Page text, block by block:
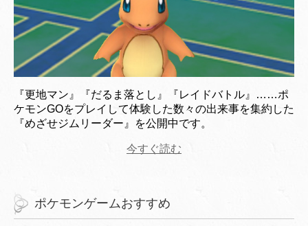
『更地マン』『だるま落とし』『レイドバトル』……ポ
ケモンGOをプレイして体験した数々の出来事を集約した
『めざせジムリーダー』を公開中です。
今すぐ読む
ポケモンゲームおすすめ